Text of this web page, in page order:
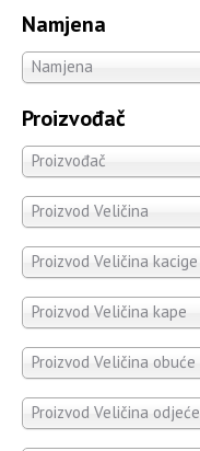
Namjena
Namjena
Proizvođač
Proizvođač
Proizvod Veličina
Proizvod Veličina kacige
Proizvod Veličina kape
Proizvod Veličina obuće
Proizvod Veličina odjeće